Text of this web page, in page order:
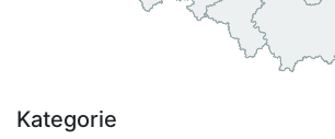
Kategorie